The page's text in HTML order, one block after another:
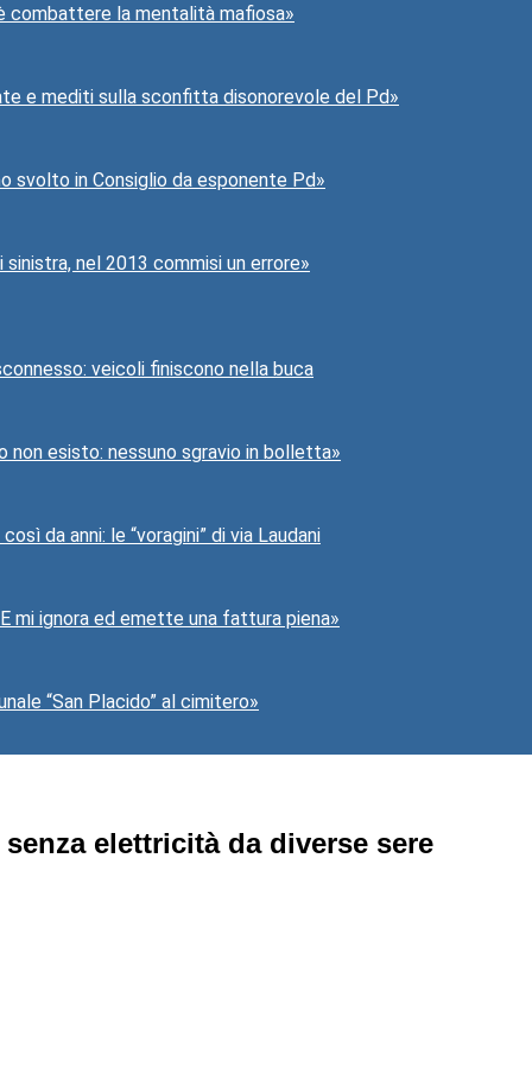
combattere la mentalità mafiosa»
e mediti sulla sconfitta disonorevole del Pd»
svolto in Consiglio da esponente Pd»
nel 2013 commisi un errore»
veicoli finiscono nella buca
non esisto: nessuno sgravio in bolletta»
da anni: le “voragini” di via Laudani
mi ignora ed emette una fattura piena»
“San Placido” al cimitero»
elettricità da diverse sere